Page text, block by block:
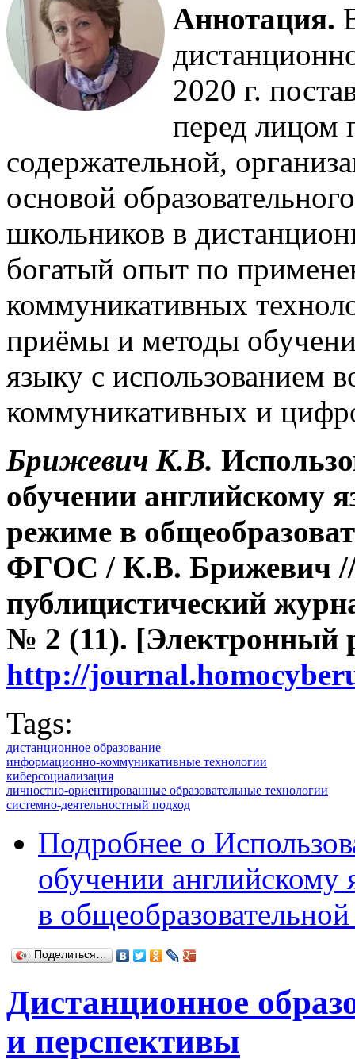
Аннотация.
2020 г.
перед лицом
содержательной,
основой
школьников в
богатый опыт по
коммуникативных
приёмы и методы
языку с использованием
коммуникативных и
Брижевич К.В.
обучении английскому
режиме в
ФГОС / К.В. Брижевич
публицистический
№ 2 (11). [Электронный
http://
Tags:
дистанционное образование
информационно-коммуникативные технологии
киберсоциализация
личностно-ориентированные образовательные технологии
системно-деятельностный подход
Подробнее о
обучении
в
Поделиться…
Дистанционное
и перспективы